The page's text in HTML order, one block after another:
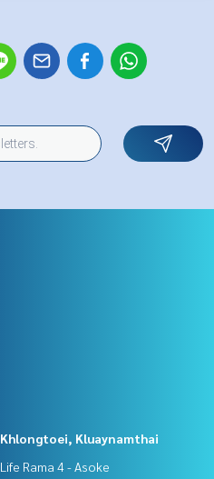
Khlongtoei, Kluaynamthai
Life Rama 4 - Asoke